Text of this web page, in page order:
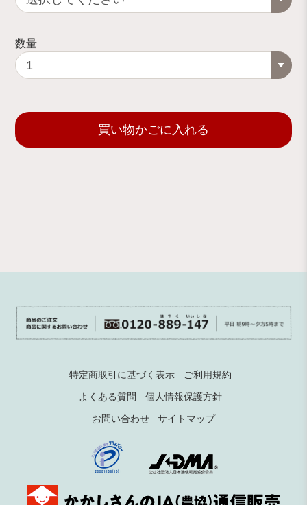
数量
買い物かごに入れる
特定商取引に基づく表示
ご利用規約
よくある質問
個人情報保護方針
お問い合わせ
サイトマップ